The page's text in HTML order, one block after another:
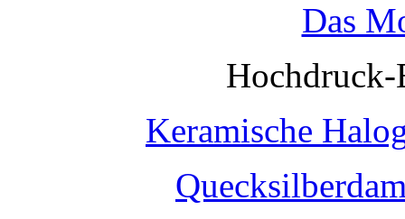
Das
Hochdruck-
Keramische